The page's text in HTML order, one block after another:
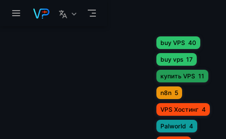
buy VPS 40
buy vps 17
купить VPS 11
n8n 5
VPS Хостинг 4
Palworld 4